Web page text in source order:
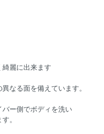
麗に出来ます
なる面を備えています。
ー側でボディを洗い
。